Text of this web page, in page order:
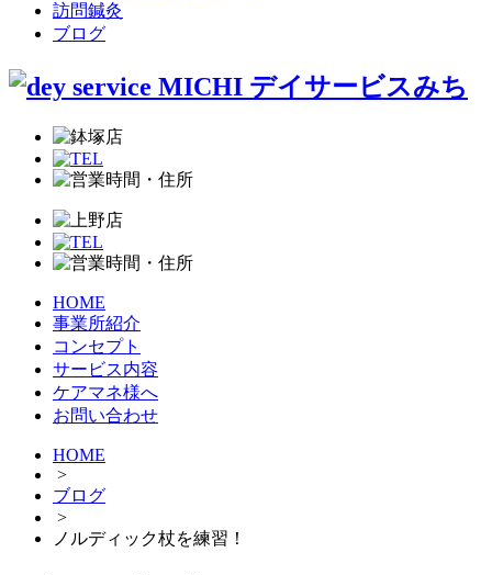
訪問鍼灸
ブログ
HOME
事業所紹介
コンセプト
サービス内容
ケアマネ様へ
お問い合わせ
HOME
>
ブログ
>
ノルディック杖を練習！